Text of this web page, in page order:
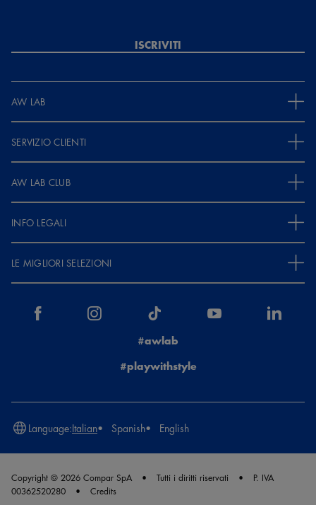
ISCRIVITI
AW LAB
SERVIZIO CLIENTI
AW LAB CLUB
INFO LEGALI
LE MIGLIORI SELEZIONI
#awlab
#playwithstyle
Language:Italian Spanish English
Copyright © 2026 Compar SpA Tutti i diritti riservati
P. IVA
00362520280
Credits